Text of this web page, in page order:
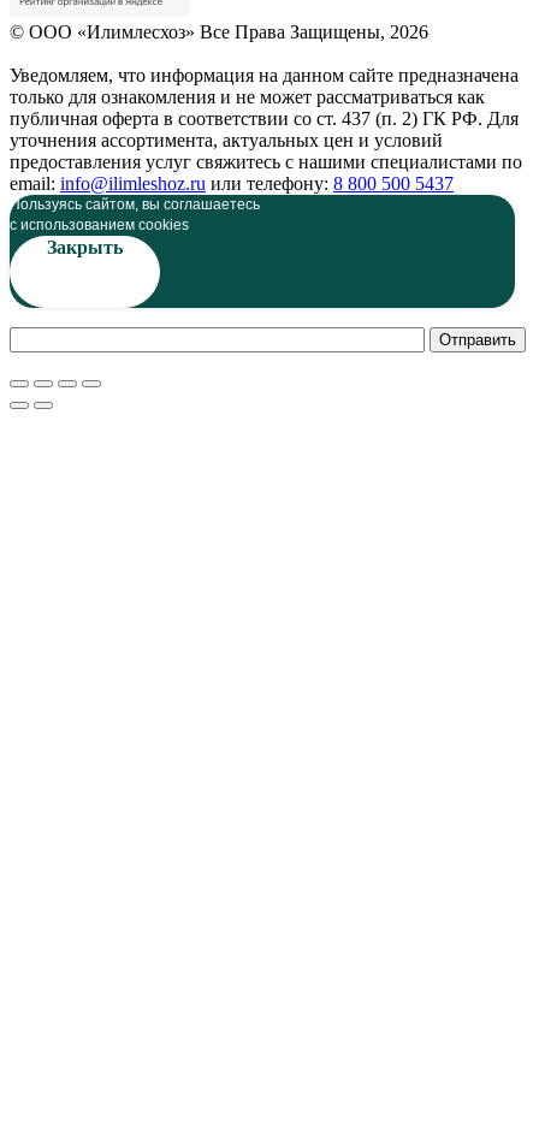
© OOO «Илимлесхоз» Все Права Защищены, 2026
Уведомляем, что информация на данном сайте предназначена
только для ознакомления и не может рассматриваться как
публичная оферта в соответствии со ст. 437 (п. 2) ГК РФ. Для
уточнения ассортимента, актуальных цен и условий
предоставления услуг свяжитесь с нашими специалистами по
email: info@ilimleshoz.ru или телефону: 8 800 500 5437
Пользуясь сайтом, вы соглашаетесь
c использованием cookies
Закрыть